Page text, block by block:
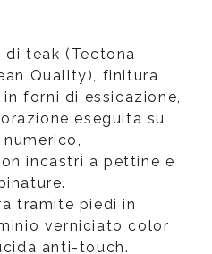
teak (Tectona
Quality), finitura
forni di essicazione,
eseguita su
incastri a pettine e
tramite piedi in
verniciato color
anti-touch.